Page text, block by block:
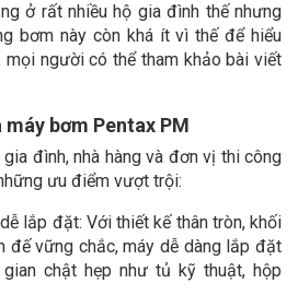
ở rất nhiều hộ gia đình thế nhưng
bơm này còn khá ít vì thế để hiểu
mọi người có thể tham khảo bài viết
bơm Pentax PM
đình, nhà hàng và đơn vị thi công
ưu điểm vượt trội:
lắp đặt: Với thiết kế thân tròn, khối
đế vững chắc, máy dễ dàng lắp đặt
chật hẹp như tủ kỹ thuật, hộp